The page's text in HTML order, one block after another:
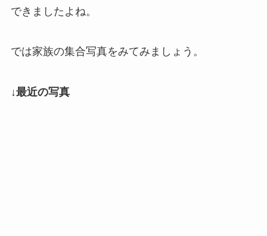
できましたよね。
では家族の集合写真をみてみましょう。
↓最近の写真